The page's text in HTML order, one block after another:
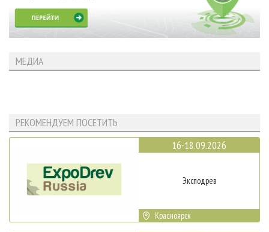
МЕДИА
РЕКОМЕНДУЕМ ПОСЕТИТЬ
16-18.09.2026
Эксподрев
Красноярск